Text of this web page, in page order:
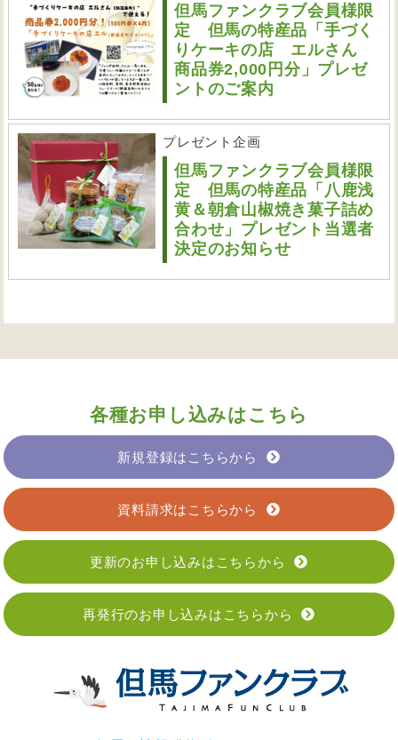
但馬ファンクラブ会員様限
定 但馬の特産品「手づく
りケーキの店 エルさん
商品券2,000円分」プレゼ
ントのご案内
プレゼント企画
但馬ファンクラブ会員様限
定 但馬の特産品「八鹿浅
黄＆朝倉山椒焼き菓子詰め
合わせ」プレゼント当選者
決定のお知らせ
各種お申し込みはこちら
新規登録はこちらから
資料請求はこちらから
更新のお申し込みはこちらから
再発行のお申し込みはこちらから